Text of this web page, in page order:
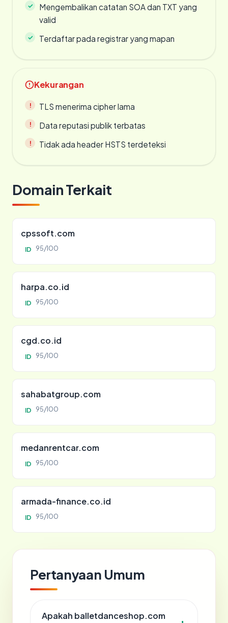
Mengembalikan catatan SOA dan TXT yang
valid
Terdaftar pada registrar yang mapan
Kekurangan
TLS menerima cipher lama
Data reputasi publik terbatas
Tidak ada header HSTS terdeteksi
Domain Terkait
cpssoft.com
ID 95/100
harpa.co.id
ID 95/100
cgd.co.id
ID 95/100
sahabatgroup.com
ID 95/100
medanrentcar.com
ID 95/100
armada-finance.co.id
ID 95/100
Pertanyaan Umum
Apakah balletdanceshop.com